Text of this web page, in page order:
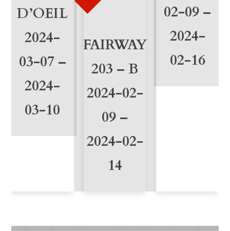
dD’OEIL
2024-
03-07 –
2024-
03-10
FAIRWAY
203 – B
2024-02-
09 –
2024-02-
14
02-09 –
2024-
02-16